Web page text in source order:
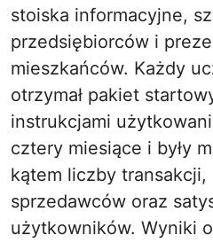
stoiska informacyjne,
przedsiębiorców i
mieszkańców. Każdy
otrzymał pakiet
instrukcjami
cztery miesiące i były
kątem liczby transakcji,
sprzedawców oraz
użytkowników. Wyniki